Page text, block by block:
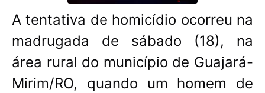
A tentativa de homicídio ocorreu na
madrugada de sábado (18), na
área rural do município de Guajará-
Mirim/RO, quando um homem de